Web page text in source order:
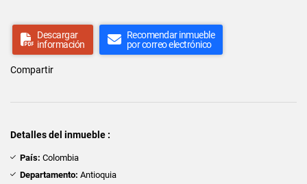
Descargar
información
Recomendar inmueble
por correo electrónico
Compartir
Detalles del inmueble :
País: Colombia
Departamento: Antioquia